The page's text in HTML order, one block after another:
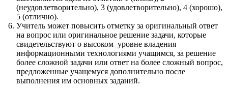
(неудовлетворительно), 3 (удовлетворительно), 4 (хорошо),
5 (отлично).
Учитель может повысить отметку за оригинальный ответ
на вопрос или оригинальное решение задачи, которые
свидетельствуют о высоком уровне владения
информационными технологиями учащимся, за решение
более сложной задачи или ответ на более сложный вопрос,
предложенные учащемуся дополнительно после
выполнения им основных заданий.